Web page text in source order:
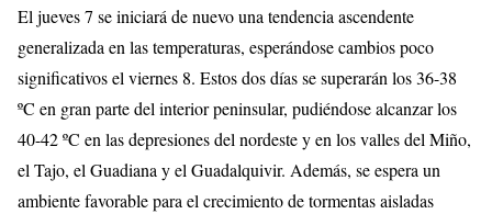
El jueves 7 se iniciará de nuevo una tendencia ascendente
generalizada en las temperaturas, esperándose cambios poco
significativos el viernes 8. Estos dos días se superarán los 36-38
ºC en gran parte del interior peninsular, pudiéndose alcanzar los
40-42 ºC en las depresiones del nordeste y en los valles del Miño,
el Tajo, el Guadiana y el Guadalquivir. Además, se espera un
ambiente favorable para el crecimiento de tormentas aisladas